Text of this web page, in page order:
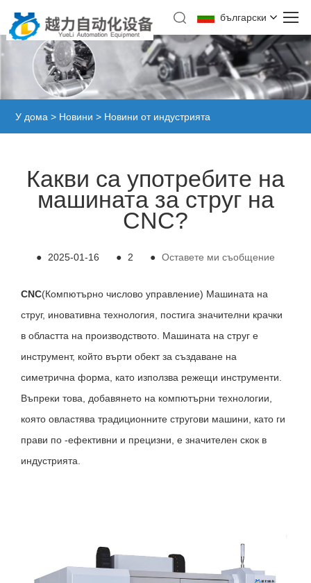
български
У дома > Новини > Новини от индустрията
Какви са употребите на
машината за струг на
CNC?
● 2025-01-16 ● 2 ● Оставете ми съобщение
CNC(Компютърно числово управление) Машината на
струг, иновативна технология, постига значителни крачки
в областта на производството. Машината на струг е
инструмент, който върти обект за създаване на
симетрична форма, като използва режещи инструменти.
Въпреки това, добавянето на компютърни технологии,
която овластява традиционните стругови машини, като ги
прави по -ефективни и прецизни, е значителен скок в
индустрията.